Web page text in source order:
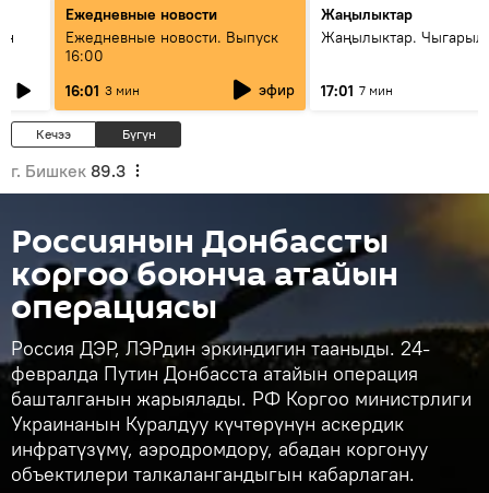
Ежедневные новости
Ежедневные новости. Выпуск
16:00
16:01 3 мин эфир
Жаңылыктар
Жаңылыктар.
17:01 7 мин
Кечээ Бүгүн
г. Бишкек 89.3
Россиянын Донбассты
коргоо боюнча атайын
операциясы
Россия ДЭР, ЛЭРдин эркиндигин тааныды. 24-
февралда Путин Донбасста атайын операция
башталганын жарыялады. РФ Коргоо министрлиги
Украинанын Куралдуу күчтөрүнүн аскердик
инфратүзүмү, аэродромдору, абадан коргонуу
объектилери талкалангандыгын кабарлаган.